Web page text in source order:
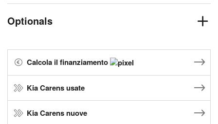
Optionals
Calcola il finanziamento
Kia Carens usate
Kia Carens nuove